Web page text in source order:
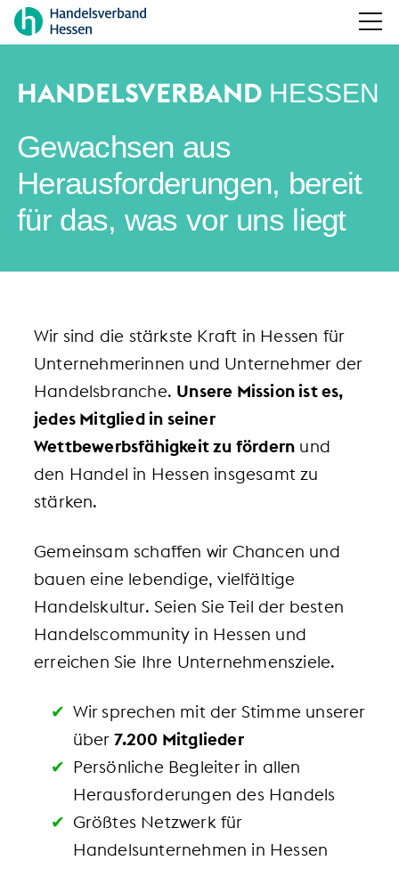
HANDELSVERBAND HESSEN
Gewachsen aus
Herausforderungen, bereit
für das, was vor uns liegt
Wir sind die stärkste Kraft in Hessen für
Unternehmerinnen und Unternehmer der
Handelsbranche. Unsere Mission ist es,
jedes Mitglied in seiner
Wettbewerbsfähigkeit zu fördern und
den Handel in Hessen insgesamt zu
stärken.
Gemeinsam schaffen wir Chancen und
bauen eine lebendige, vielfältige
Handelskultur. Seien Sie Teil der besten
Handelscommunity in Hessen und
erreichen Sie Ihre Unternehmensziele.
Wir sprechen mit der Stimme unserer
über 7.200 Mitglieder
Persönliche Begleiter in allen
Herausforderungen des Handels
Größtes Netzwerk für
Handelsunternehmen in Hessen